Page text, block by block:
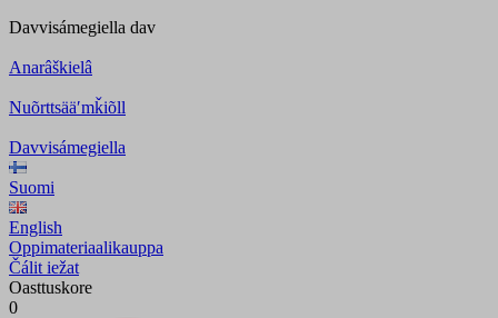
Davvisámegiella dav
Anarâškielâ
Nuõrttsääʹmǩiõll
Davvisámegiella
Suomi
English
Oppimateriaalikauppa
Čálit iežat
Oasttuskore
0